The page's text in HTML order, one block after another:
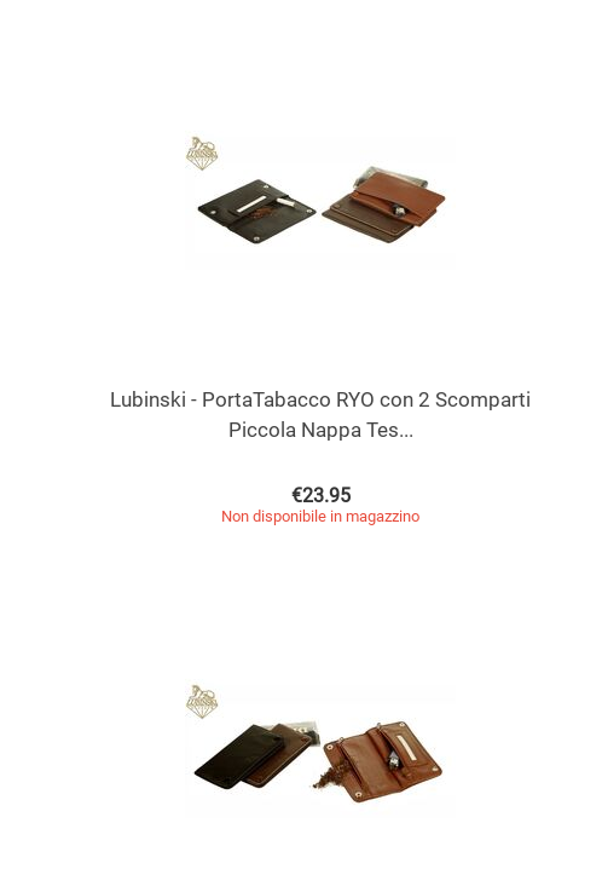
Lubinski - PortaTabacco RYO con 2 Scomparti
Piccola Nappa Tes...
€23.95
Non disponibile in magazzino